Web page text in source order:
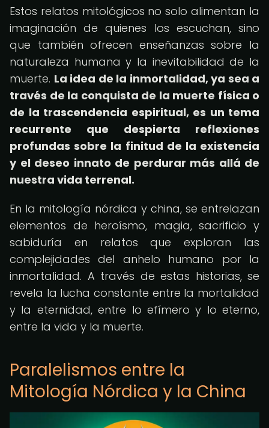
Estos relatos mitológicos no solo alimentan la
imaginación de quienes los escuchan, sino
que también ofrecen enseñanzas sobre la
naturaleza humana y la inevitabilidad de la
muerte. La idea de la inmortalidad, ya sea a
través de la conquista de la muerte física o
de la trascendencia espiritual, es un tema
recurrente que despierta reflexiones
profundas sobre la finitud de la existencia
y el deseo innato de perdurar más allá de
nuestra vida terrenal.
En la mitología nórdica y china, se entrelazan
elementos de heroísmo, magia, sacrificio y
sabiduría en relatos que exploran las
complejidades del anhelo humano por la
inmortalidad. A través de estas historias, se
revela la lucha constante entre la mortalidad
y la eternidad, entre lo efímero y lo eterno,
entre la vida y la muerte.
Paralelismos entre la
Mitología Nórdica y la China